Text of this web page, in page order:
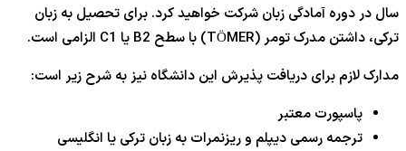
سال در دوره آمادگی زبان شرکت خواهید کرد. برای تحصیل به زبان
ترکی، داشتن مدرک تومر (TÖMER) با سطح B2 یا C1 الزامی است.
مدارک لازم برای دریافت پذیرش این دانشگاه نیز به شرح زیر است:
پاسپورت معتبر
ترجمه رسمی دیپلم و ریزنمرات به زبان ترکی یا انگلیسی